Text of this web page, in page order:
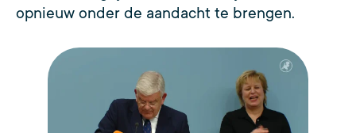
opnieuw onder de aandacht te brengen.